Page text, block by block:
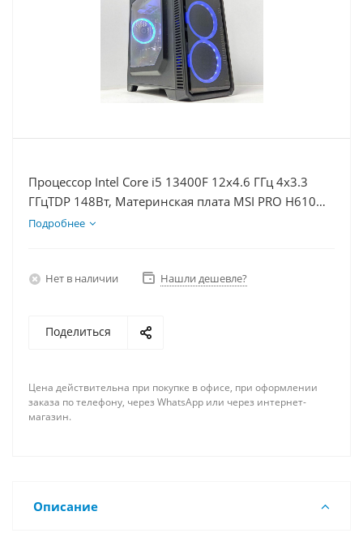
Процессор Intel Core i5 13400F 12x4.6 ГГц 4x3.3
ГГцTDP 148Вт, Материнская плата MSI PRO H610M-
E, Видеокарта GTX 1650 4Гб, Память DDR4 32Gb,
Подробнее
Нет в наличии Нашли дешевле?
Поделиться
Цена действительна при покупке в офисе, при оформлении
заказа по телефону, через WhatsApp или через интернет-
магазин.
Описание